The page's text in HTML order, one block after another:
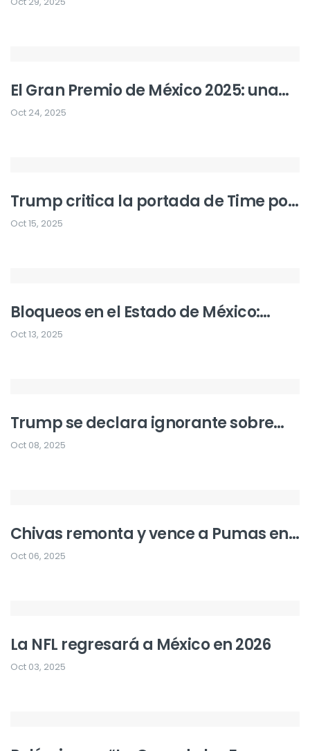
El Gran Premio de México 2025: una
inyección económica histórica para
Oct 24, 2025
Trump critica la portada de Time por
una foto desfavorable
Oct 15, 2025
Bloqueos en el Estado de México:
Protestas ciudadanas afectan
Oct 13, 2025
Trump se declara ignorante sobre
Bad Bunny y critica su participación
Oct 08, 2025
Chivas remonta y vence a Pumas en
dramático encuentro
Oct 06, 2025
La NFL regresará a México en 2026
Oct 03, 2025